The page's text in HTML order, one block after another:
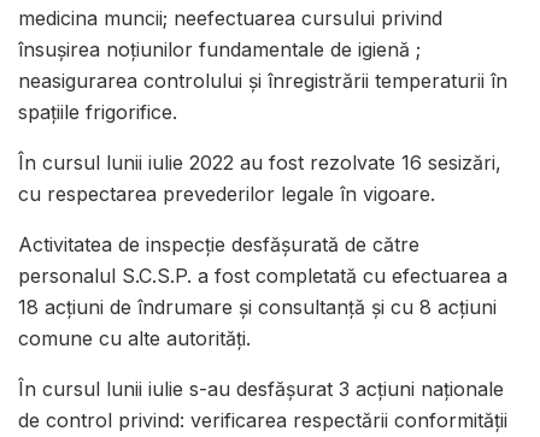
medicina muncii; neefectuarea cursului privind
însușirea noțiunilor fundamentale de igienă ;
neasigurarea controlului și înregistrării temperaturii în
spațiile frigorifice.
În cursul lunii iulie 2022 au fost rezolvate 16 sesizări,
cu respectarea prevederilor legale în vigoare.
Activitatea de inspecţie desfăşurată de către
personalul S.C.S.P. a fost completată cu efectuarea a
18 acţiuni de îndrumare şi consultanță și cu 8 acțiuni
comune cu alte autorități.
În cursul lunii iulie s-au desfășurat 3 acțiuni naționale
de control privind: verificarea respectării conformității